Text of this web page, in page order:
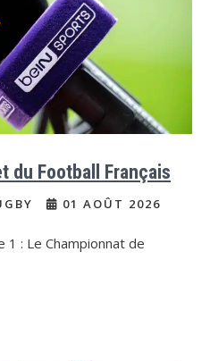
du Football Français
01 AOÛT 2026
1 : Le Championnat de